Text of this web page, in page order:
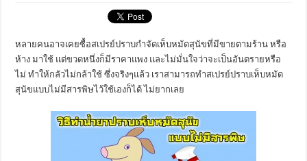
หลายคนอาจเคยซื้อสเปรย์ปราบกำจัดเห็บหมัดสุนัขที่มีขายตามร้าน หรือ
ห้าง มาใช้ แต่ขวดหนึ่งก็มีราคาแพง และไม่มั่นใจว่าจะเป็นอันตรายหรือ
ไม่ ทำให้กลัวไม่กล้าใช้ ซึ่งจริงๆแล้ว เราสามารถทำสเปรย์ปราบเห็บหมัด
สุนัขแบบไม่มีสารพิษไว้ใช้เองก็ได้ ไม่ยากเลย